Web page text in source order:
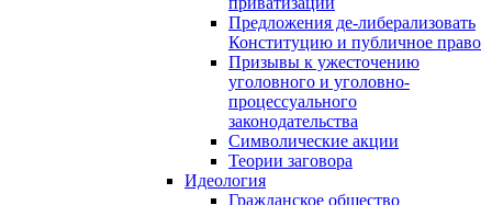
Предложения де-либерализовать
Конституцию и публичное право
Призывы к ужесточению
уголовного и уголовно-
процессуального
законодательства
Символические акции
Теории заговора
Идеология
Гражданское общество